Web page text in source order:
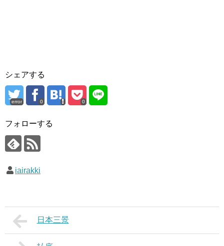
シェアする
error 0 0
フォローする
iairakki
日本三景